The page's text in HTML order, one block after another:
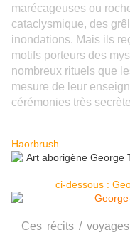
marécageuses ou
cataclysmique, des
inondations. Mais ils
motifs porteurs des
nombreux rituels que
mesure de leur
cérémonies très
Haorbrush
ci-dessous :
Ces récits /